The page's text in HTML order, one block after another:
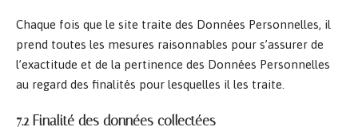
Chaque fois que le site traite des Données Personnelles, il
prend toutes les mesures raisonnables pour s’assurer de
l’exactitude et de la pertinence des Données Personnelles
au regard des finalités pour lesquelles il les traite.
7.2 Finalité des données collectées